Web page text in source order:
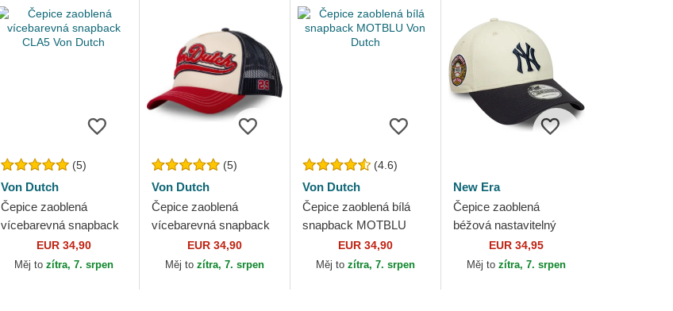
(5)
Von Dutch
Čepice zaoblená
vícebarevná snapback
CLA5 Von Dutch
EUR 34,90
Měj to zítra, 7. srpen
(5)
Von Dutch
Čepice zaoblená
vícebarevná snapback
BAS Von Dutch
EUR 34,90
Měj to zítra, 7. srpen
(4.6)
Von Dutch
Čepice zaoblená bílá
snapback MOTBLU
Von DutchEUR 34,90
Měj to zítra, 7. srpen
New Era
Čepice zaoblená
béžová nastavitelný
9FORTY World Series
New York Yankees MLB
EUR 34,95
Měj tozítra, 7. srpen